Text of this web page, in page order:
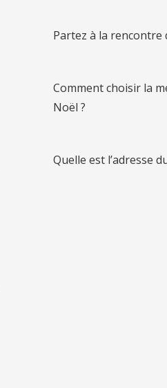
Partez à la rencontre
Comment choisir la
Noël ?
Quelle est l’adresse